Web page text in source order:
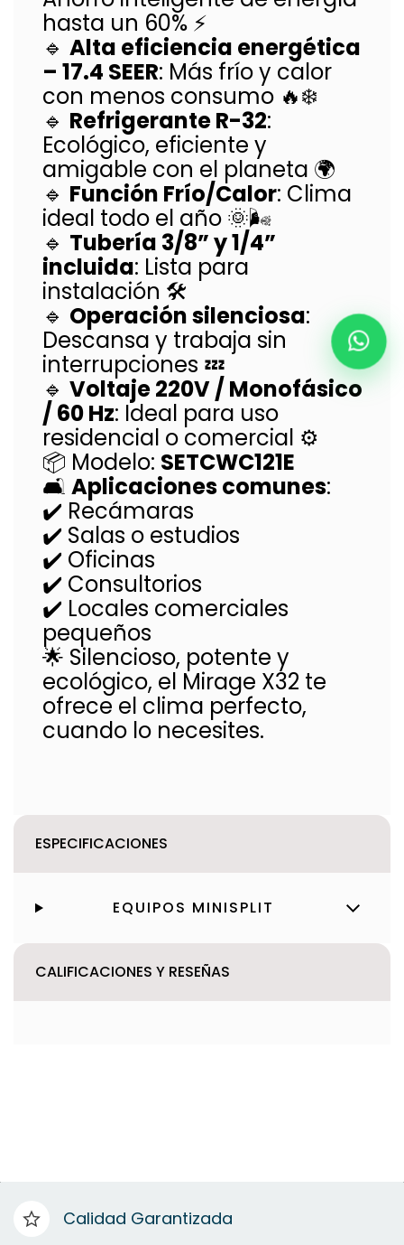
hasta un 60% ⚡
🔹 Alta eficiencia energética
– 17.4 SEER: Más frío y calor
con menos consumo 🔥❄️
🔹 Refrigerante R-32:
Ecológico, eficiente y
amigable con el planeta 🌍
🔹 Función Frío/Calor: Clima
ideal todo el año 🌞🌬️
🔹 Tubería 3/8” y 1/4”
incluida: Lista para
instalación 🛠️
🔹 Operación silenciosa:
Descansa y trabaja sin
interrupciones 💤
🔹 Voltaje 220V / Monofásico
/ 60 Hz: Ideal para uso
residencial o comercial ⚙️
📦 Modelo: SETCWC121E
🛋️ Aplicaciones comunes:
✔️ Recámaras
✔️ Salas o estudios
✔️ Oficinas
✔️ Consultorios
✔️ Locales comerciales
pequeños
🌟 Silencioso, potente y
ecológico, el Mirage X32 te
ofrece el clima perfecto,
cuando lo necesites.
ESPECIFICACIONES
EQUIPOS MINISPLIT
CALIFICACIONES Y RESEÑAS
Calidad Garantizada